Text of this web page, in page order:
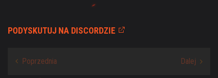
PODYSKUTUJ NA DISCORDZIE